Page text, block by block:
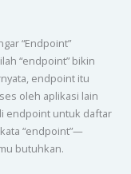
“Endpoint”
“endpoint” bikin
endpoint itu
oleh aplikasi lain
endpoint untuk daftar
“endpoint”—
butuhkan.